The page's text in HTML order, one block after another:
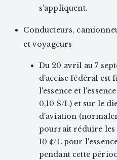
s'appliquent.
Conducteurs,
et voyageurs
Du 20 avril au 7
d'accise fédéral est
l'essence et
0,10 $/L) et sur le
d'aviation
pourrait réduire
10 ¢/L pour
pendant cette